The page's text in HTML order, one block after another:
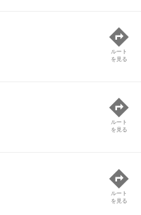
ルート
を見る
ルート
を見る
ルート
を見る